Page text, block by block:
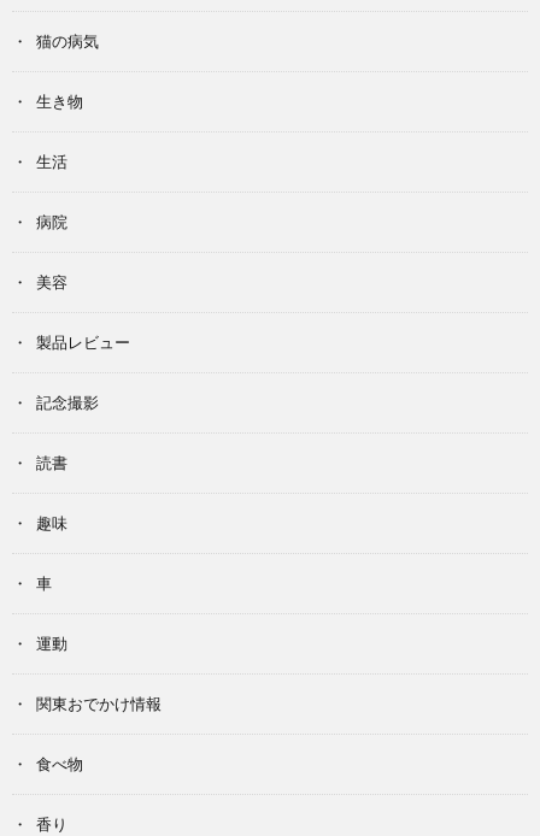
猫の病気
生き物
生活
病院
美容
製品レビュー
記念撮影
読書
趣味
車
運動
関東おでかけ情報
食べ物
香り